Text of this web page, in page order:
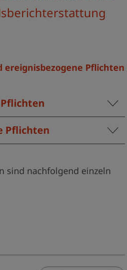
ereignisbezogene Pflichten
Pflichten
sind nachfolgend einzeln